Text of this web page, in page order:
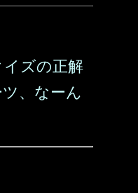
ズの正解
、なーん